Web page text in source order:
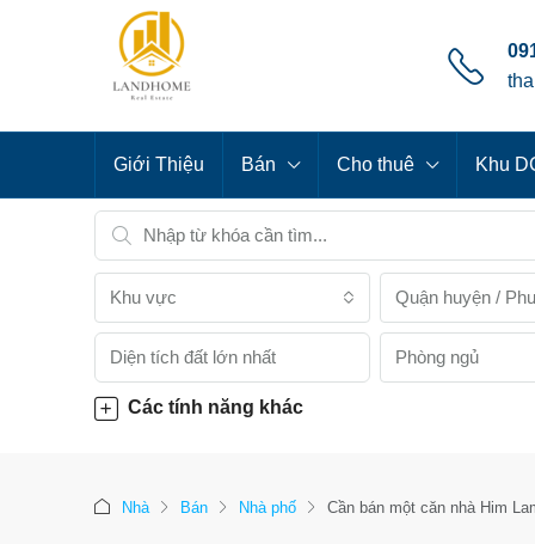
Giới Thiệu Bán Cho thuê Khu
Khu vực Quận huyện /
Phòng ngủ
Các tính năng khác
Nhà Bán Nhà phố Cần bán một căn nhà Him